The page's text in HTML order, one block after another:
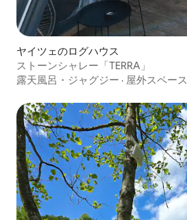
ヤイツェのログハウス
ストーンシャレー「TERRA」
露天風呂・ジャグジー · 屋外スペース